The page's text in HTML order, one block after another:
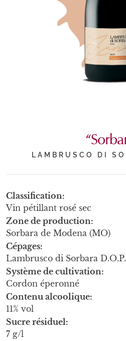
LAMBRUSCO DI
Classification
Vin pétillant rosé sec
Zone de production
Sorbara de Modena (MO)
Cépages
Lambrusco di Sorbara D.O.P.
Système de cultivation
Cordon éperonné
Contenu alcoolique
11% vol
Sucre résiduel
7 g/l